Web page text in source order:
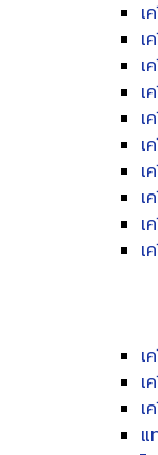
เ
เ
เ
เ
เ
เ
เ
เ
เ
เ
เ
เ
เ
แ